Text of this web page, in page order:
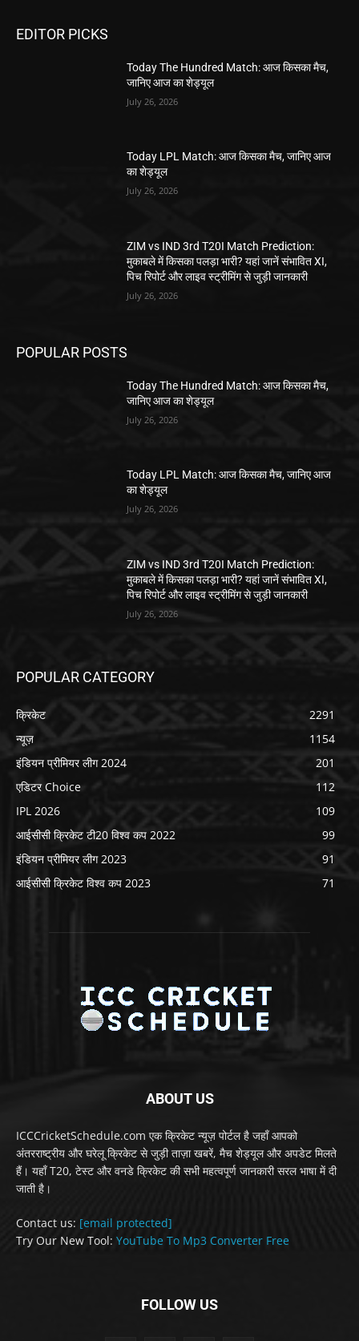
EDITOR PICKS
Today The Hundred Match: आज किसका मैच,
जानिए आज का शेड्यूल
July 26, 2026
Today LPL Match: आज किसका मैच, जानिए आज
का शेड्यूल
July 26, 2026
ZIM vs IND 3rd T20I Match Prediction:
मुकाबले में किसका पलड़ा भारी? यहां जानें संभावित XI,
पिच रिपोर्ट और लाइव स्ट्रीमिंग से जुड़ी जानकारी
July 26, 2026
POPULAR POSTS
Today The Hundred Match: आज किसका मैच,
जानिए आज का शेड्यूल
July 26, 2026
Today LPL Match: आज किसका मैच, जानिए आज
का शेड्यूल
July 26, 2026
ZIM vs IND 3rd T20I Match Prediction:
मुकाबले में किसका पलड़ा भारी? यहां जानें संभावित XI,
पिच रिपोर्ट और लाइव स्ट्रीमिंग से जुड़ी जानकारी
July 26, 2026
POPULAR CATEGORY
क्रिकेट
2291
न्यूज़
1154
इंडियन प्रीमियर लीग 2024
201
एडिटर Choice
112
IPL 2026
109
आईसीसी क्रिकेट टी20 विश्व कप 2022
99
इंडियन प्रीमियर लीग 2023
91
आईसीसी क्रिकेट विश्व कप 2023
71
ABOUT US
ICCCricketSchedule.com एक क्रिकेट न्यूज़ पोर्टल है जहाँ आपको
अंतरराष्ट्रीय और घरेलू क्रिकेट से जुड़ी ताज़ा खबरें, मैच शेड्यूल और अपडेट मिलते
हैं। यहाँ T20, टेस्ट और वनडे क्रिकेट की सभी महत्वपूर्ण जानकारी सरल भाषा में दी
जाती है।
Contact us: [email protected]
Try Our New Tool: YouTube To Mp3 Converter Free
FOLLOW US